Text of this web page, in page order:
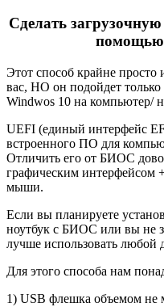
Сделать
помощью
Этот способ крайне
вас, НО он подойдет только
Windwos 10 на компьютер/
UEFI (единый интерфейс
встроенного ПО для
Отличить его от БИОС
графическим интерфейсом
мыши.
Если вы планируете
ноутбук с БИОС или вы не
лучше использовать любой
Для этого способа нам
1) USB флешка объемом не